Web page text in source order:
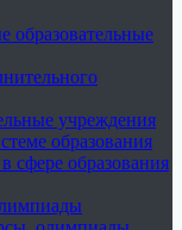
образовательные
учреждения
образования
сфере образования